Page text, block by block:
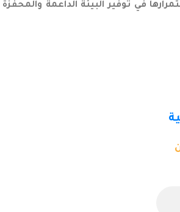
في توفير البيئة الداعمة